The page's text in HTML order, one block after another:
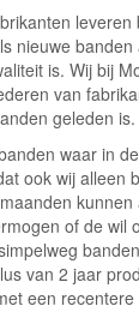
nieuwe
is. Wij bij
van
geleden is.
waar in
ook wij alleen
of de wil
van 2 jaar
een